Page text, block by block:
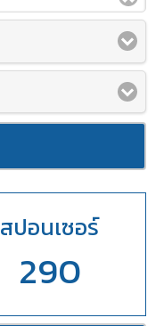
สปอนเซอร์
290